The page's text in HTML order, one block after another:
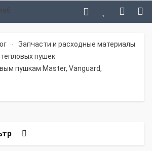
- Запчасти и расходные материалы
пушек -
пушкам Master, Vanguard,